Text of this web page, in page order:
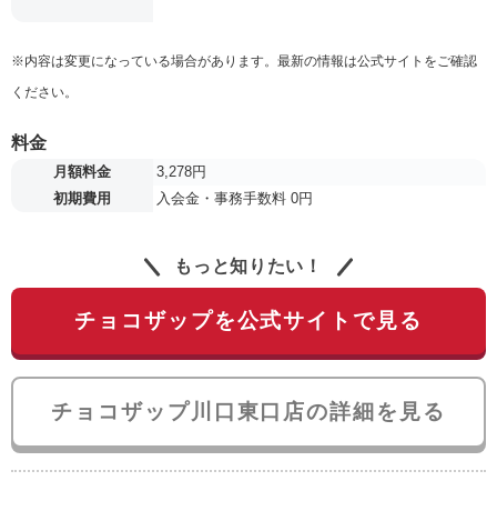
※内容は変更になっている場合があります。最新の情報は公式サイトをご確認
ください。
料金
月額料金
3,278円
初期費用
入会金・事務手数料 0円
もっと知りたい！
チョコザップを公式サイトで見る
チョコザップ川口東口店の詳細を見る